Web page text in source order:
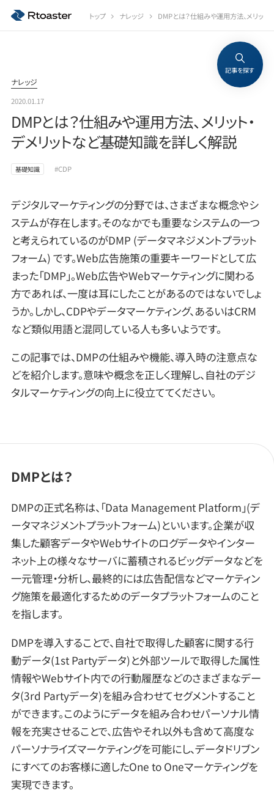
トップ ナレッジ DMPとは？仕組みや運用方法、メリット
ナレッジ
2020.01.17
DMPとは？仕組みや運用方法、メリット・
デメリットなど基礎知識を詳しく解説
基礎知識 #CDP
記事を探す
デジタルマーケティングの分野では、さまざまな概念やシ
ステムが存在します。そのなかでも重要なシステムの一つ
と考えられているのがDMP (データマネジメントプラット
フォーム) です。Web広告施策の重要キーワードとして広
まった「DMP」。Web広告やWebマーケティングに関わる
方であれば、一度は耳にしたことがあるのではないでしょ
うか。しかし、CDPやデータマーケティング、あるいはCRM
など類似用語と混同している人も多いようです。
この記事では、DMPの仕組みや機能、導入時の注意点な
どを紹介します。意味や概念を正しく理解し、自社のデジ
タルマーケティングの向上に役立ててください。
DMPとは？
DMPの正式名称は、「Data Management Platform」(デ
ータマネジメントプラットフォーム)といいます。企業が収
集した顧客データやWebサイトのログデータやインター
ネット上の様々なサーバに蓄積されるビッグデータなどを
一元管理・分析し、最終的には広告配信などマーケティン
グ施策を最適化するためのデータプラットフォームのこと
を指します。
DMPを導入することで、自社で取得した顧客に関する行
動データ(1st Partyデータ)と外部ツールで取得した属性
情報やWebサイト内での行動履歴などのさまざまなデー
タ(3rd Partyデータ)を組み合わせてセグメントすること
ができます。このようにデータを組み合わせパーソナル情
報を充実させることで、広告やそれ以外も含めて高度な
パーソナライズマーケティングを可能にし、データドリブン
にすべてのお客様に適したOne to Oneマーケティングを
実現できます。